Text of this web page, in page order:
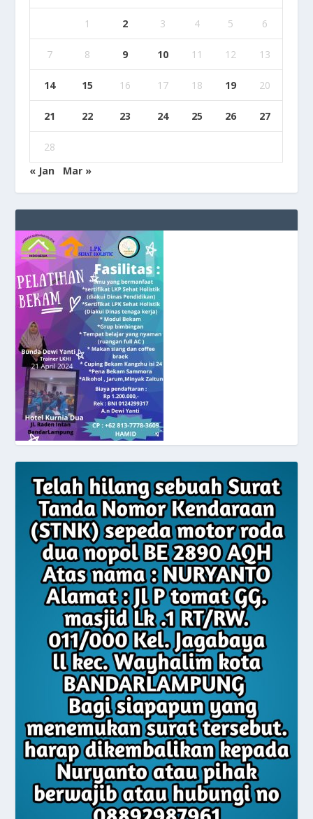
1 2 3 4 5 6
7 8 9 10 11 12 13
14 15 16 17 18 19 20
21 22 23 24 25 26 27
28
« Jan
Mar »